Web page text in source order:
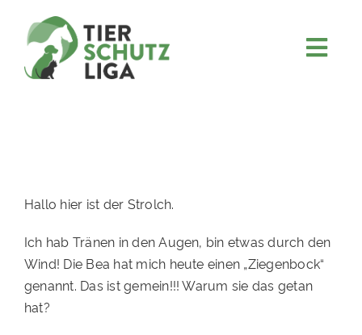
content
KOOPERATIONEN
4KIDS
TIERHEIMTIERE
Hallo hier ist der Strolch.
Ich hab Tränen in den Augen, bin etwas durch den
Wind! Die Bea hat mich heute einen „Ziegenbock“
genannt. Das ist gemein!!! Warum sie das getan
hat?